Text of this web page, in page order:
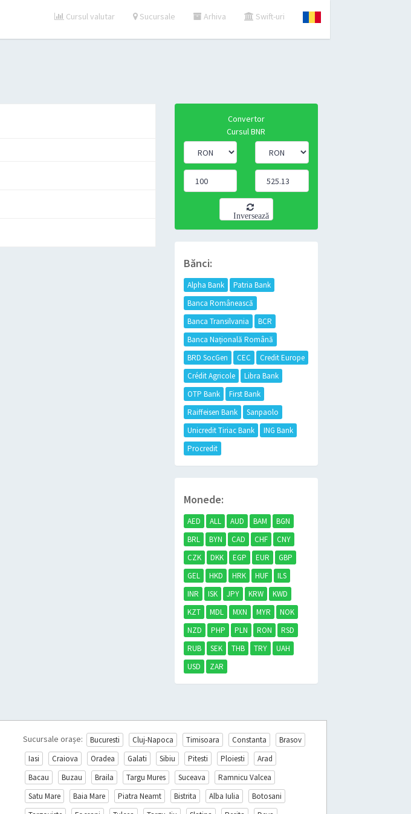
Cursul valutar Sucursale Arhiva Swift-uri
Convertor
Cursul BNR
Inversează
Bănci:
Alpha Bank
Patria Bank
Banca Românească
Banca Transilvania
BCR
Banca Națională Română
BRD SocGen
CEC
Credit Europe
Crédit Agricole
Libra Bank
OTP Bank
First Bank
Raiffeisen Bank
Sanpaolo
Unicredit Tiriac Bank
ING Bank
Procredit
Monede:
AED ALL AUD BAM
BGN
BRL
BYN CAD CHF
CNY
CZK
DKK EGP EUR
GBP
GEL
HKD HRK HUF
ILS
INR
ISK JPY KRW
KWD
KZT
MDL MXN MYR
NOK
NZD
PHP PLN RON
RSD
RUB
SEK THB TRY
UAH
USD
ZAR
Sucursale orașe: Bucuresti Cluj-Napoca Timisoara Constanta
Brasov
Iasi
Craiova Oradea Galati Sibiu Pitesti Ploiesti
Arad
Bacau
Buzau Braila Targu Mures Suceava
Ramnicu Valcea
Satu Mare
Baia Mare Piatra Neamt Bistrita Alba Iulia
Botosani